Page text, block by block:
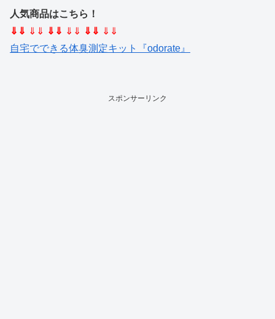
人気商品はこちら！
⇓⇓ ⇓⇓ ⇓⇓ ⇓⇓ ⇓⇓ ⇓⇓
自宅でできる体臭測定キット『odorate』
スポンサーリンク